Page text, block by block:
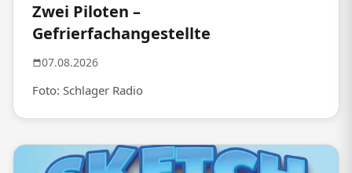
Zwei Piloten –
Gefrierfachangestellte
07.08.2026
Foto: Schlager Radio